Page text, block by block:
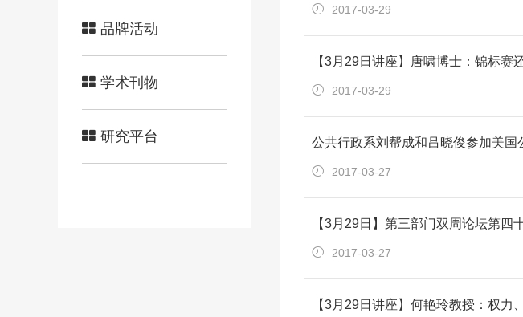
品牌活动
学术刊物
研究平台
2017-03-29
【3月29日讲座】唐啸博士：锦标
2017-03-29
公共行政系刘帮成和吕晓俊参加美
2017-03-27
【3月29日】第三部门双周论坛第四
2017-03-27
【3月29日讲座】何艳玲教授：权力